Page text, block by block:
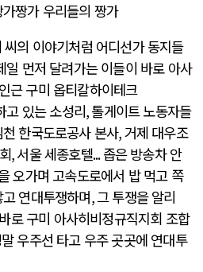
짱가 우리들의 짱가
의 이야기처럼 어디선가 동지들
일 먼저 달려가는 이들이 바로 아사
인근 구미 옵티칼하이테크
고 있는 소성리,톨게이트 노동자들
한국도로공사 본사,거제 대우조
,서울 세종호텔...좁은 방송차 안
오가며 고속도로에서 밥 먹고 쪽
연대투쟁하며,그 투쟁을 알리
바로 구미 아사히비정규직지회 조합
우주선 타고 우주 곳곳에 연대투